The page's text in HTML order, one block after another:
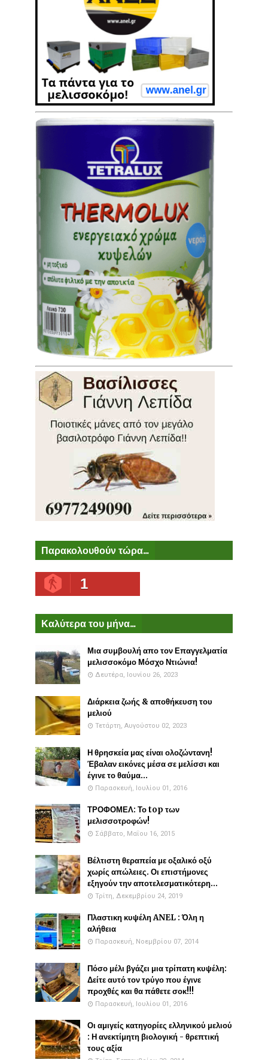
Παρακολουθούν τώρα...
1
Καλύτερα του μήνα...
Μια συμβουλή απο τον Επαγγελματία
μελισσοκόμο Μόσχο Ντιώνια!
Δευτέρα, Ιουνίου 26, 2023
Διάρκεια ζωής & αποθήκευση του
μελιού
Τετάρτη, Αυγούστου 02, 2023
Η θρησκεία μας είναι ολοζώντανη!
Έβαλαν εικόνες μέσα σε μελίσσι και
έγινε το θαύμα...
Παρασκευή, Ιουλίου 01, 2016
ΤΡΟΦΟΜΕΛ: Το top των
μελισσοτροφών!
Σάββατο, Μαΐου 16, 2015
Βέλτιστη θεραπεία με οξαλικό οξύ
χωρίς απώλειες. Οι επιστήμονες
εξηγούν την αποτελεσματικότερη...
Τρίτη, Δεκεμβρίου 24, 2019
Πλαστικη κυψέλη ANEL : Όλη η
αλήθεια
Παρασκευή, Νοεμβρίου 07, 2014
Πόσο μέλι βγάζει μια τρίπατη κυψέλη:
Δείτε αυτό τον τρύγο που έγινε
προχθές και θα πάθετε σοκ!!!
Παρασκευή, Ιουλίου 01, 2016
Οι αμιγείς κατηγορίες ελληνικού μελιού
: Η ανεκτίμητη βιολογική - θρεπτική
τους αξία